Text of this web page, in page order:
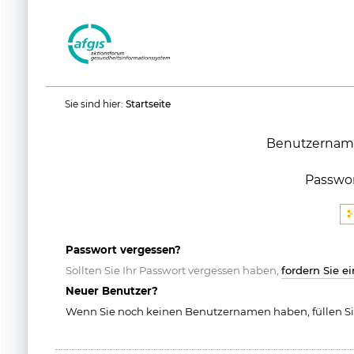
Benutzerspezifische
Sie sind hier: Startseite
Passwort vergessen?
Sollten Sie Ihr Passwort vergessen haben, fordern Sie
Neuer Benutzer?
Wenn Sie noch keinen Benutzernamen haben, füllen